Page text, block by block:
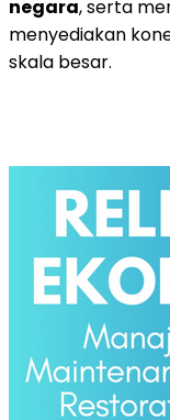
negara, serta
menyediakan
skala besar.